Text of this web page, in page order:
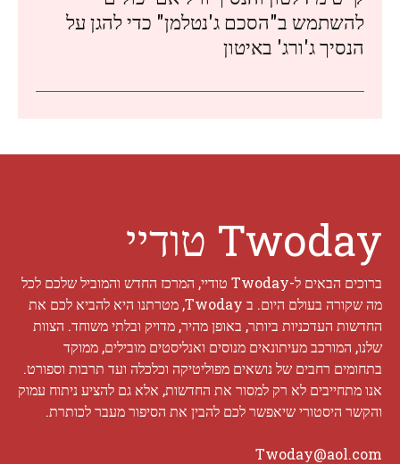
להשתמש ב"הסכם ג'נטלמן" כדי להגן על
הנסיך ג'ורג' באיטון
Twoday טודיי
ברוכים הבאים ל-Twoday טודיי, המרכז החדש והמוביל שלכם לכל
מה שקורה בעולם היום. ב Twoday, מטרתנו היא להביא לכם את
החדשות העדכניות ביותר, באופן מהיר, מדויק ובלתי משוחד. הצוות
שלנו, המורכב מעיתונאים מנוסים ואנליסטים מובילים, ממוקד
בתחומים רחבים של נושאים מפוליטיקה וכלכלה ועד תרבות וספורט.
אנו מתחייבים לא רק למסור את החדשות, אלא גם להציע ניתוח עמוק
והקשר היסטורי שיאפשר לכם להבין את הסיפור מעבר לכותרת.
Twoday@aol.com